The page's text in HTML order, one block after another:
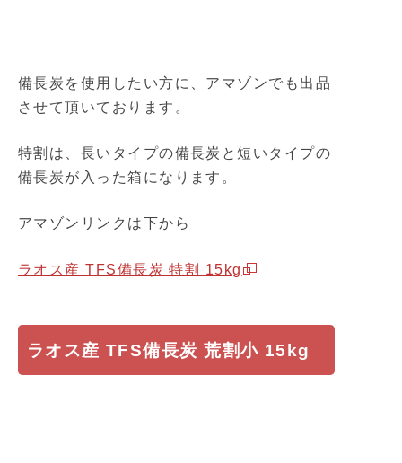
備長炭を使用したい方に、アマゾンでも出品
させて頂いております。
特割は、長いタイプの備長炭と短いタイプの
備長炭が入った箱になります。
アマゾンリンクは下から
ラオス産 TFS備長炭 特割 15kg
ラオス産 TFS備長炭 荒割小 15kg